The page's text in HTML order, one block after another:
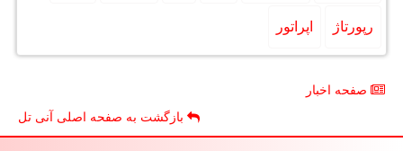
رپورتاژ اپراتور
صفحه اخبار
بازگشت به صفحه اصلی آنی تل